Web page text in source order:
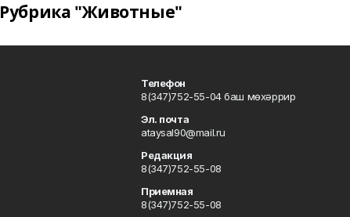
Рубрика "Животные"
Телефон
8(347)752-55-04 баш мөхәррир
Эл. почта
ataysal90@mail.ru
Редакция
8(347)752-55-08
Приемная
8(347)752-55-08